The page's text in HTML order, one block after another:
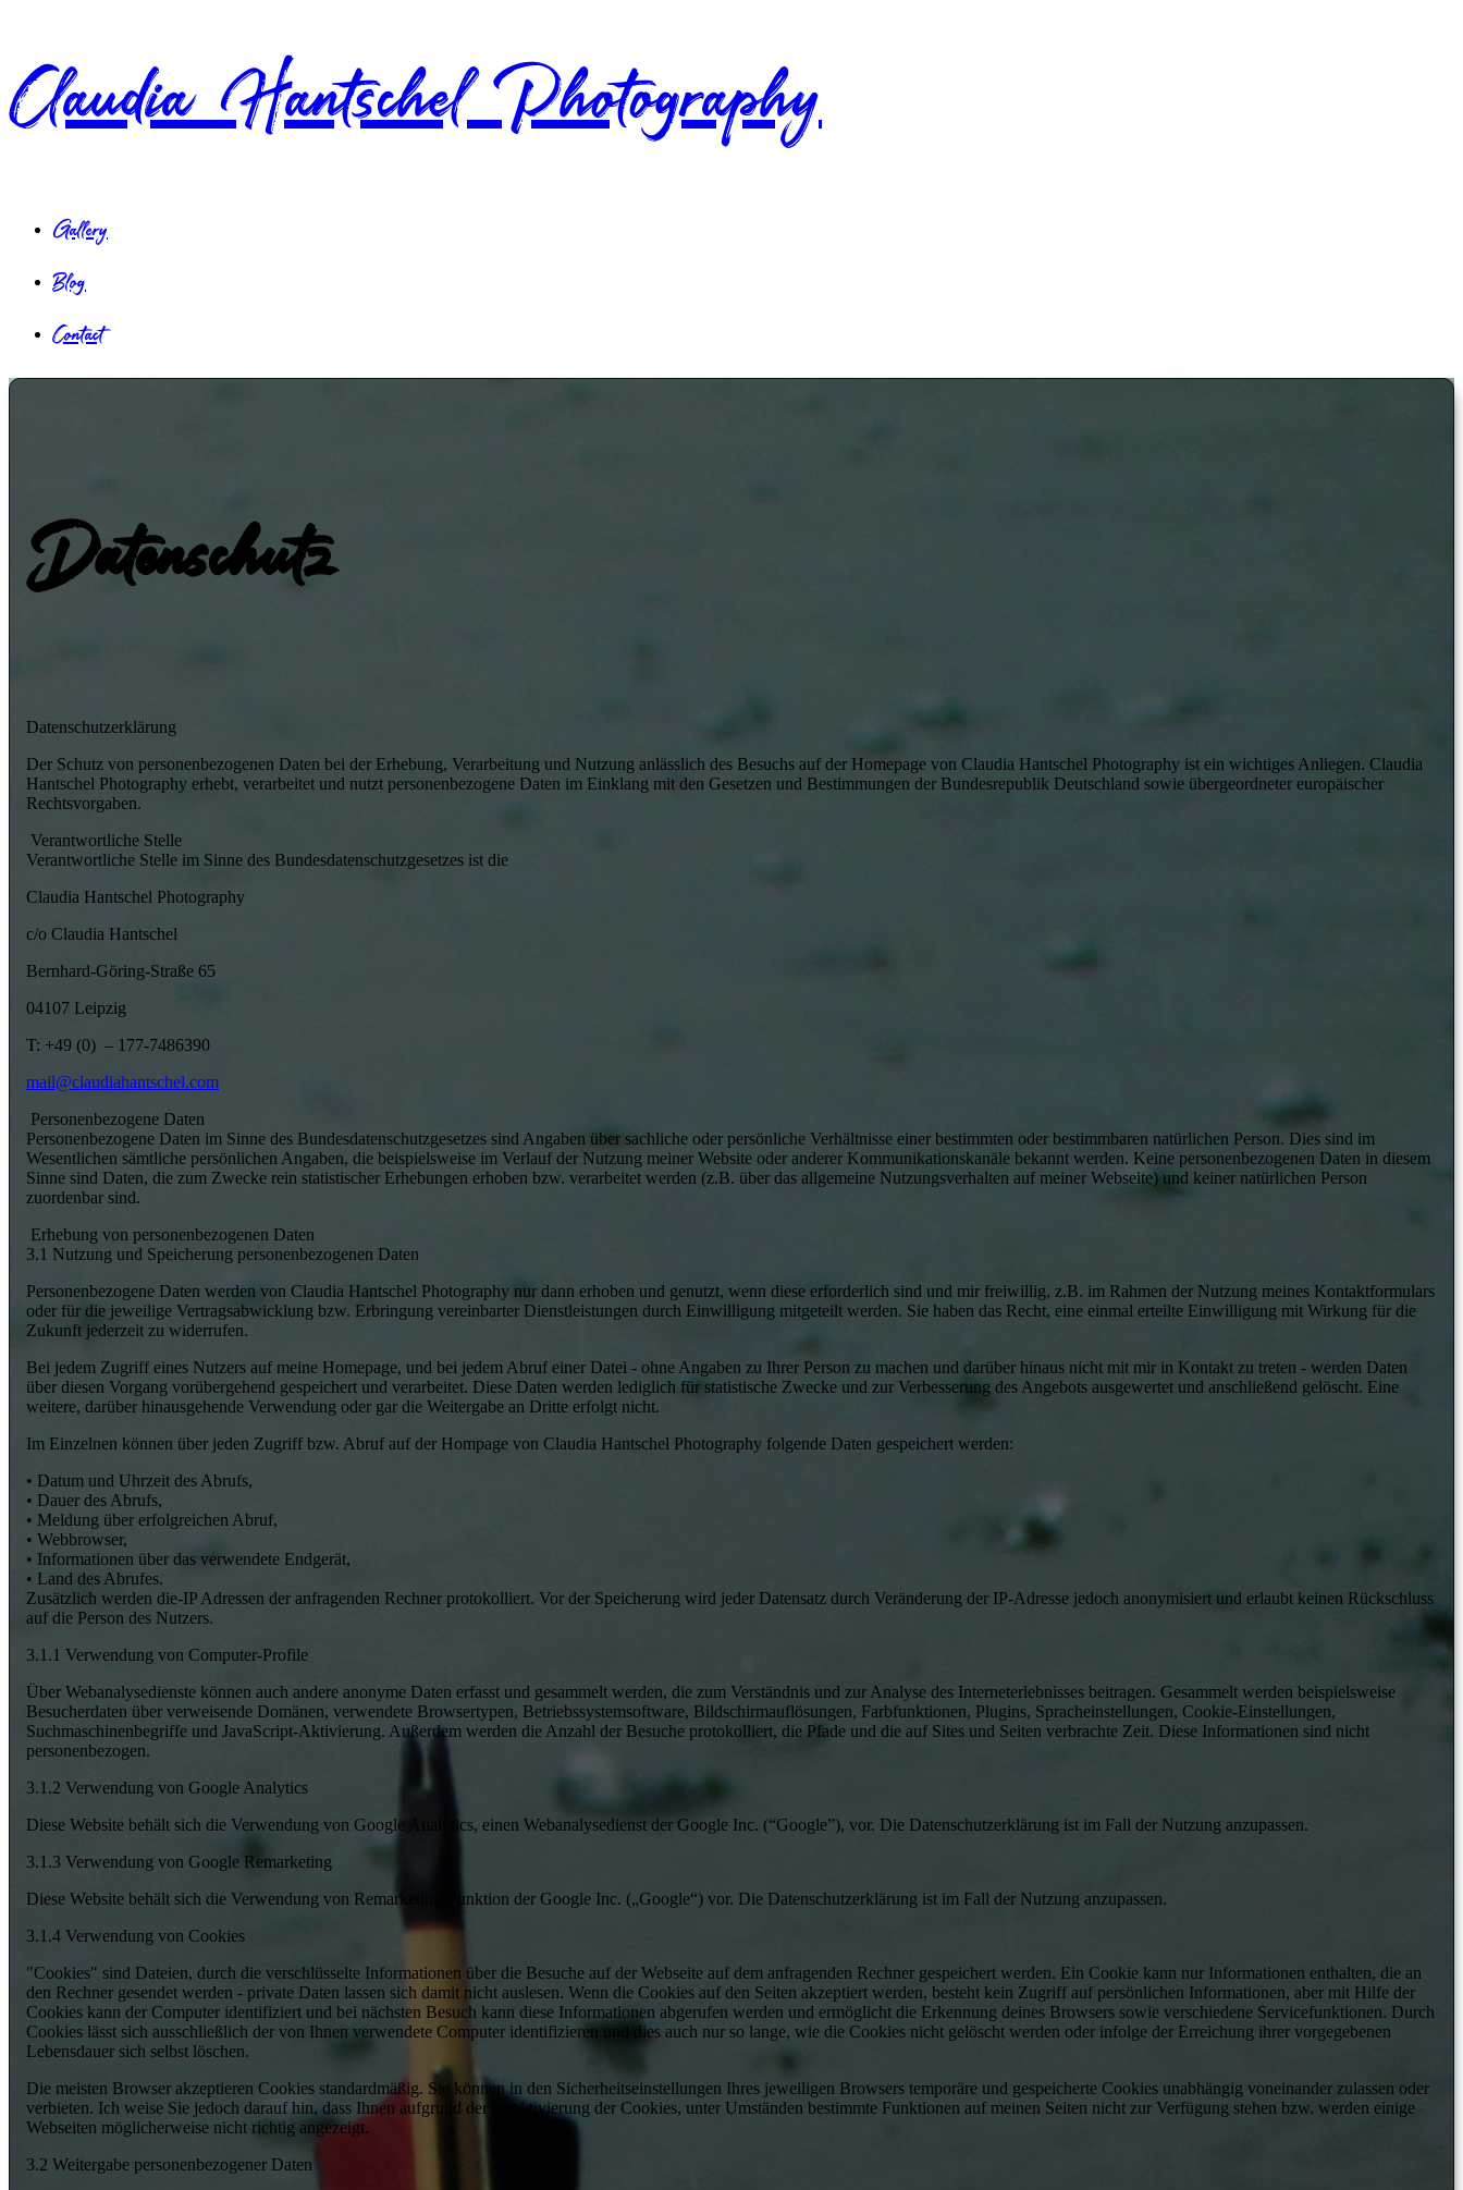
Claudia Hantschel Photography
Gallery
Blog
Contact
Datenschutz
Datenschutzerklärung
Der Schutz von personenbezogenen Daten bei der Erhebung, Verarbeitung und Nutzung anlässlich des Besuchs auf der Homepage von Claudia Hantschel Photography ist ein wichtiges Anliegen. Claudia
Hantschel Photography erhebt, verarbeitet und nutzt personenbezogene Daten im Einklang mit den Gesetzen und Bestimmungen der Bundesrepublik Deutschland sowie übergeordneter europäischer
Rechtsvorgaben.
Verantwortliche Stelle
Verantwortliche Stelle im Sinne des Bundesdatenschutzgesetzes ist die
Claudia Hantschel Photography
c/o Claudia Hantschel
Bernhard-Göring-Straße 65
04107 Leipzig
T: +49 (0) – 177-7486390
mail@claudiahantschel.com
Personenbezogene Daten
Personenbezogene Daten im Sinne des Bundesdatenschutzgesetzes sind Angaben über sachliche oder persönliche Verhältnisse einer bestimmten oder bestimmbaren natürlichen Person. Dies sind im
Wesentlichen sämtliche persönlichen Angaben, die beispielsweise im Verlauf der Nutzung meiner Website oder anderer Kommunikationskanäle bekannt werden. Keine personenbezogenen Daten in diesem
Sinne sind Daten, die zum Zwecke rein statistischer Erhebungen erhoben bzw. verarbeitet werden (z.B. über das allgemeine Nutzungsverhalten auf meiner Webseite) und keiner natürlichen Person
zuordenbar sind.
Erhebung von personenbezogenen Daten
3.1 Nutzung und Speicherung personenbezogenen Daten
Personenbezogene Daten werden von Claudia Hantschel Photography nur dann erhoben und genutzt, wenn diese erforderlich sind und mir freiwillig, z.B. im Rahmen der Nutzung meines Kontaktformulars
oder für die jeweilige Vertragsabwicklung bzw. Erbringung vereinbarter Dienstleistungen durch Einwilligung mitgeteilt werden. Sie haben das Recht, eine einmal erteilte Einwilligung mit Wirkung für die
Zukunft jederzeit zu widerrufen.
Bei jedem Zugriff eines Nutzers auf meine Homepage, und bei jedem Abruf einer Datei - ohne Angaben zu Ihrer Person zu machen und darüber hinaus nicht mit mir in Kontakt zu treten - werden Daten
über diesen Vorgang vorübergehend gespeichert und verarbeitet. Diese Daten werden lediglich für statistische Zwecke und zur Verbesserung des Angebots ausgewertet und anschließend gelöscht. Eine
weitere, darüber hinausgehende Verwendung oder gar die Weitergabe an Dritte erfolgt nicht.
Im Einzelnen können über jeden Zugriff bzw. Abruf auf der Hompage von Claudia Hantschel Photography folgende Daten gespeichert werden:
• Datum und Uhrzeit des Abrufs,
• Dauer des Abrufs,
• Meldung über erfolgreichen Abruf,
• Webbrowser,
• Informationen über das verwendete Endgerät,
• Land des Abrufes.
Zusätzlich werden die-IP Adressen der anfragenden Rechner protokolliert. Vor der Speicherung wird jeder Datensatz durch Veränderung der IP-Adresse jedoch anonymisiert und erlaubt keinen Rückschluss
auf die Person des Nutzers.
3.1.1 Verwendung von Computer-Profile
Über Webanalysedienste können auch andere anonyme Daten erfasst und gesammelt werden, die zum Verständnis und zur Analyse des Interneterlebnisses beitragen. Gesammelt werden beispielsweise
Besucherdaten über verweisende Domänen, verwendete Browsertypen, Betriebssystemsoftware, Bildschirmauflösungen, Farbfunktionen, Plugins, Spracheinstellungen, Cookie-Einstellungen,
Suchmaschinenbegriffe und JavaScript-Aktivierung. Außerdem werden die Anzahl der Besuche protokolliert, die Pfade und die auf Sites und Seiten verbrachte Zeit. Diese Informationen sind nicht
personenbezogen.
3.1.2 Verwendung von Google Analytics
Diese Website behält sich die Verwendung von Google Analytics, einen Webanalysedienst der Google Inc. (“Google”), vor. Die Datenschutzerklärung ist im Fall der Nutzung anzupassen.
3.1.3 Verwendung von Google Remarketing
Diese Website behält sich die Verwendung von Remarketing-Funktion der Google Inc. („Google“) vor. Die Datenschutzerklärung ist im Fall der Nutzung anzupassen.
3.1.4 Verwendung von Cookies
"Cookies" sind Dateien, durch die verschlüsselte Informationen über die Besuche auf der Webseite auf dem anfragenden Rechner gespeichert werden. Ein Cookie kann nur Informationen enthalten, die an
den Rechner gesendet werden - private Daten lassen sich damit nicht auslesen. Wenn die Cookies auf den Seiten akzeptiert werden, besteht kein Zugriff auf persönlichen Informationen, aber mit Hilfe der
Cookies kann der Computer identifiziert und bei nächsten Besuch kann diese Informationen abgerufen werden und ermöglicht die Erkennung deines Browsers sowie verschiedene Servicefunktionen. Durch
Cookies lässt sich ausschließlich der von Ihnen verwendete Computer identifizieren und dies auch nur so lange, wie die Cookies nicht gelöscht werden oder infolge der Erreichung ihrer vorgegebenen
Lebensdauer sich selbst löschen.
Die meisten Browser akzeptieren Cookies standardmäßig. Sie können in den Sicherheitseinstellungen Ihres jeweiligen Browsers temporäre und gespeicherte Cookies unabhängig voneinander zulassen oder
verbieten. Ich weise Sie jedoch darauf hin, dass Ihnen aufgrund der Deaktivierung der Cookies, unter Umständen bestimmte Funktionen auf meinen Seiten nicht zur Verfügung stehen bzw. werden einige
Webseiten möglicherweise nicht richtig angezeigt.
3.2 Weitergabe personenbezogener Daten